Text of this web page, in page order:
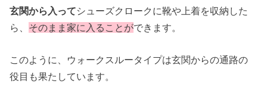
玄関から入ってシューズクロークに靴や上着を収納した
ら、 そのまま家に入ることができます。
このように、ウォークスルータイプは玄関からの通路の
役目も果たしています。